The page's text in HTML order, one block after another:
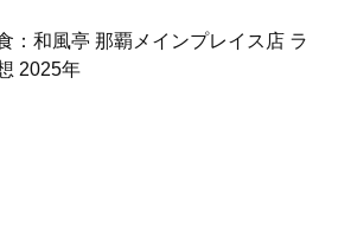
：和風亭 那覇メインプレイス店 ラ
2025年